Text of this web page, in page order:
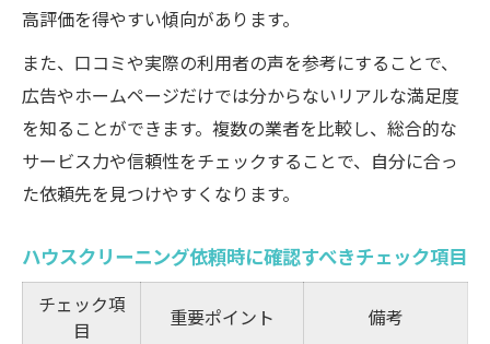
高評価を得やすい傾向があります。
また、口コミや実際の利用者の声を参考にすることで、
広告やホームページだけでは分からないリアルな満足度
を知ることができます。複数の業者を比較し、総合的な
サービス力や信頼性をチェックすることで、自分に合っ
た依頼先を見つけやすくなります。
ハウスクリーニング依頼時に確認すべきチェック項目
チェック項
目
重要ポイント 備考